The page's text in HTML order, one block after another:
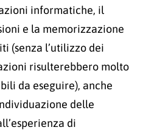
informatiche, il
e la memorizzazione
(senza l’utilizzo dei
risulterebbero molto
da eseguire), anche
delle
di